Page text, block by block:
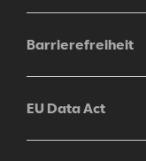
Barrierefreiheit
EU Data Act